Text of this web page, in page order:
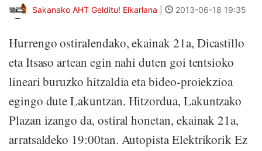
Sakanako AHT Gelditu! Elkarlana 2013-06-18 19:35
Hurrengo ostiralendako, ekainak 21a, Dicastillo
eta Itsaso artean egin nahi duten goi tentsioko
lineari buruzko hitzaldia eta bideo-proiekzioa
egingo dute Lakuntzan. Hitzordua, Lakuntzako
Plazan izango da, ostiral honetan, ekainak 21a,
arratsaldeko 19:00tan. Autopista Elektrikorik Ez